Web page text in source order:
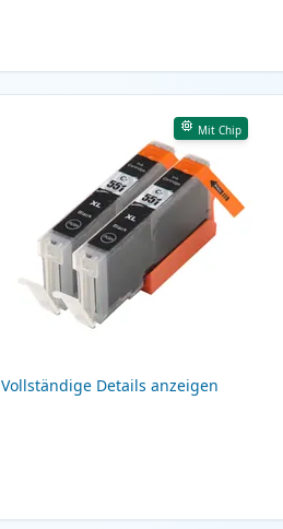
Mit Chip
Vollständige Details anzeigen